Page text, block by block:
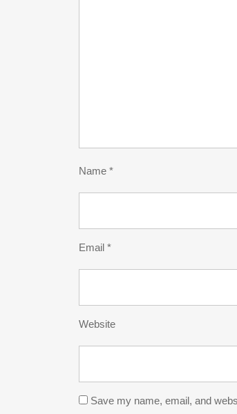
Name *
Email *
Website
Save my name, email, and